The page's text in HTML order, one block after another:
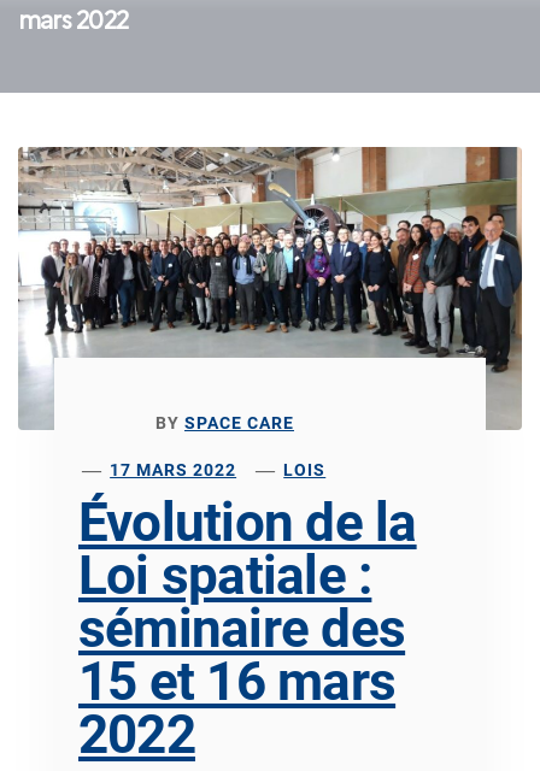
mars 2022
BY SPACE CARE
17 MARS 2022 LOIS
Évolution de la
Loi spatiale :
séminaire des
15 et 16 mars
2022